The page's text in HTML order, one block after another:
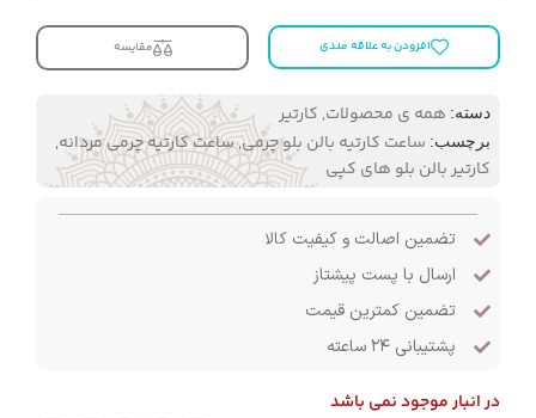
افزودن به علاقه مندی مقایسه
دسته: همه ی محصولات, کارتیر
برچسب: ساعت کارتیه بالن بلو چرمی,ساعت کارتیه چرمی مردانه,
کارتیر بالن بلو های کپی
تضمین اصالت و کیفیت کالا
ارسال با پست پیشتاز
تضمین کمترین قیمت
پشتیبانی ۲۴ ساعته
در انبار موجود نمی باشد